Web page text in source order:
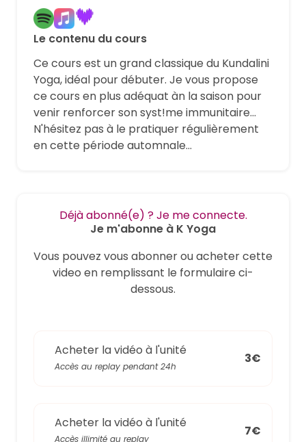
Le contenu du cours
Ce cours est un grand classique du Kundalini
Yoga, idéal pour débuter. Je vous propose
ce cours en plus adéquat àn la saison pour
venir renforcer son syst!me immunitaire...
N'hésitez pas à le pratiquer régulièrement
en cette période automnale...
Déjà abonné(e) ? Je me connecte.
Je m'abonne à K Yoga
Vous pouvez vous abonner ou acheter cette
video en remplissant le formulaire ci-
dessous.
Acheter la vidéo à l'unité
Accès au replay pendant 24h
3€
Acheter la vidéo à l'unité
Accès illimité au replay
7€